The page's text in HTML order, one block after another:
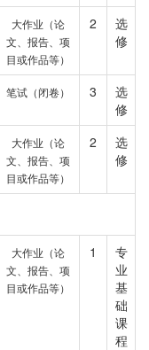
大作业（论
文、报告、项
目或作品等）
2
选
修
笔试（闭卷） 3
选
修
大作业（论
文、报告、项
目或作品等）
2
选
修
大作业（论
文、报告、项
目或作品等）
1
专
业
基
础
课
程